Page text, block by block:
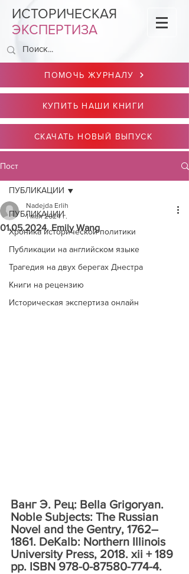
ИСТОРИЧЕСКАЯ
ЭКСПЕРТИЗА
ПОМОЧЬ ЖУРНАЛУ
КУПИТЬ НАШИ КНИГИ
СКАЧАТЬ НОВЫЙ ВЫПУСК
Пост
ПУБЛИКАЦИИ
Хроника исторической политики
Публикации на английском языке
Трагедия на двух берегах Днестра
Книги на рецензию
Историческая экспертиза онлайн
ПУБЛИКАЦИИ
01.05.2024. Emily Wang
Nadejda Erlih
1 мая 2024 г.
Ванг Э. Рец: Bella Grigoryan.
Noble Subjects: The Russian
Novel and the Gentry, 1762–
1861. DeKalb: Northern Illinois
University Press, 2018. xii + 189
pp. ISBN 978-0-87580-774-4.